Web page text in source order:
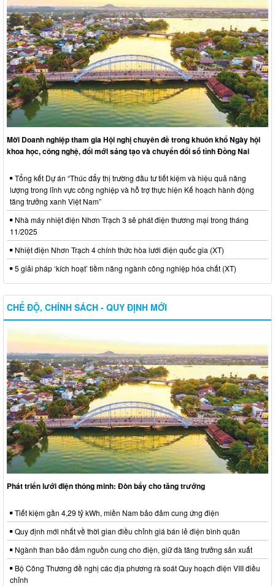
Mời Doanh nghiệp tham gia Hội nghị chuyên đề trong khuôn khổ Ngày hội
khoa học, công nghệ, đổi mới sáng tạo và chuyển đổi số tỉnh Đồng Nai
Tổng kết Dự án “Thúc đẩy thị trường đầu tư tiết kiệm và hiệu quả năng
lượng trong lĩnh vực công nghiệp và hỗ trợ thực hiện Kế hoạch hành động
tăng trưởng xanh Việt Nam”
Nhà máy nhiệt điện Nhơn Trạch 3 sẽ phát điện thương mại trong tháng
11/2025
Nhiệt điện Nhơn Trạch 4 chính thức hòa lưới điện quốc gia (XT)
5 giải pháp ‘kích hoạt’ tiềm năng ngành công nghiệp hóa chất (XT)
CHẾ ĐỘ, CHÍNH SÁCH - QUY ĐỊNH MỚI
Phát triển lưới điện thông minh: Đòn bẩy cho tăng trưởng
Tiết kiệm gần 4,29 tỷ kWh, miền Nam bảo đảm cung ứng điện
Quy định mới nhất về thời gian điều chỉnh giá bán lẻ điện bình quân
Ngành than bảo đảm nguồn cung cho điện, giữ đà tăng trưởng sản xuất
Bộ Công Thương đề nghị các địa phương rà soát Quy hoạch điện VIII điều
chỉnh